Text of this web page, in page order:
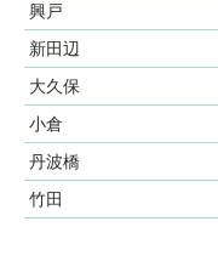
興戸
新田辺
大久保
小倉
丹波橋
竹田